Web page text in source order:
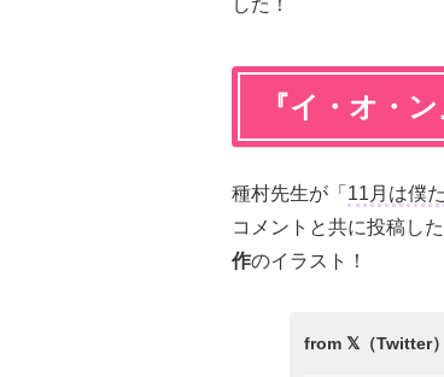
した！
『イ・オ・
種村先生が「 11月は僕
コメントと共に投稿し
作のイラスト！